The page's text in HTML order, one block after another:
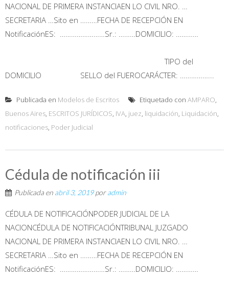
NACIONAL DE PRIMERA INSTANCIAEN LO CIVIL NRO. …
SECRETARIA …Sito en ………FECHA DE RECEPCIÓN EN
NotificaciónES: ……………………Sr.: ………DOMICILIO: …………
TIPO del
DOMICILIO SELLO del FUEROCARÁCTER: ……………...
Publicada en Modelos de Escritos Etiquetado con AMPARO,
Buenos Aires, ESCRITOS JURÍDICOS, IVA, juez, liquidación, Liquidación,
notificaciones, Poder Judicial
Cédula de notificación iii
Publicada en abril 3, 2019poradmin
CÉDULA DE NOTIFICACIÓNPODER JUDICIAL DE LA
NACIONCÉDULA DE NOTIFICACIÓNTRIBUNAL JUZGADO
NACIONAL DE PRIMERA INSTANCIAEN LO CIVIL NRO. …
SECRETARIA …Sito en ………FECHA DE RECEPCIÓN EN
NotificaciónES: ……………………Sr.: ………DOMICILIO: …………